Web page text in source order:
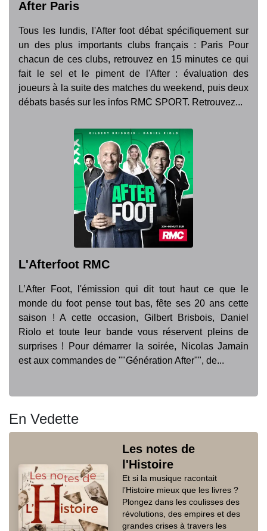
After Paris
Tous les lundis, l'After foot débat spécifiquement sur
un des plus importants clubs français : Paris Pour
chacun de ces clubs, retrouvez en 15 minutes ce qui
fait le sel et le piment de l'After : évaluation des
joueurs à la suite des matches du weekend, puis deux
débats basés sur les infos RMC SPORT. Retrouvez...
L'Afterfoot RMC
L’After Foot, l'émission qui dit tout haut ce que le
monde du foot pense tout bas, fête ses 20 ans cette
saison ! A cette occasion, Gilbert Brisbois, Daniel
Riolo et toute leur bande vous réservent pleins de
surprises ! Pour démarrer la soirée, Nicolas Jamain
est aux commandes de ""Génération After"", de...
En Vedette
Les notes de
l'Histoire
Et si la musique racontait
l’Histoire mieux que les livres ?
Plongez dans les coulisses des
révolutions, des empires et des
grandes crises à travers les